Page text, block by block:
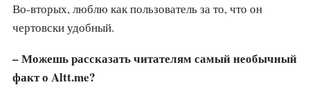
Во-вторых, люблю как пользователь за то, что он
чертовски удобный.
– Можешь рассказать читателям самый необычный
факт о Altt.me?